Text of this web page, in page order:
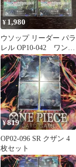
¥1,980
ウソップ リーダー パラ
レル OP10-042 ワンピ
ースカード
¥819
OP02-096 SR クザン 4
枚セット